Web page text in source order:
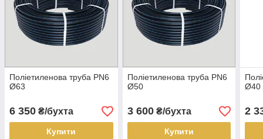
Поліетиленова труба PN6
Ø63
6 350 ₴/бухта
Купити
Поліетиленова труба PN6
Ø50
3 600₴/бухта
Купити
Ø40
2